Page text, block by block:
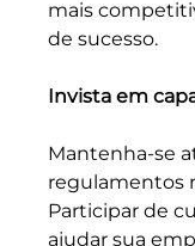
mais
de sucesso.
Invista em
Mantenha-se
regulamentos
Participar de
ajudar sua